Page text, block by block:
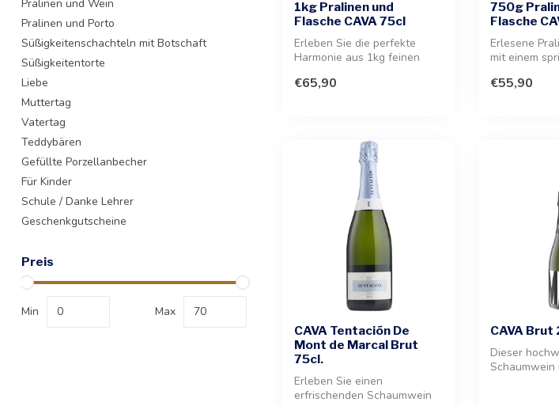
Pralinen und Wein
Pralinen und Porto
Süßigkeitenschachteln mit Botschaft
Süßigkeitentorte
Liebe
Muttertag
Vatertag
Teddybären
Gefüllte Porzellanbecher
Für Kinder
Schule / Danke Lehrer
Geschenkgutscheine
Preis
Min Max
1kg Pralinen und
Flasche CAVA 75cl
Erleben Sie die perfekte
Harmonie aus 1kg feinen
einem...
€65,90
750g
Flasche
Erlesene
mit einem
€55,90
CAVA Tentaciõn De
Mont de Marcal Brut
75cl.
Erleben Sie einen
erfrischenden Schaumwein
CAVA Brut
Dieser
Schaumwein